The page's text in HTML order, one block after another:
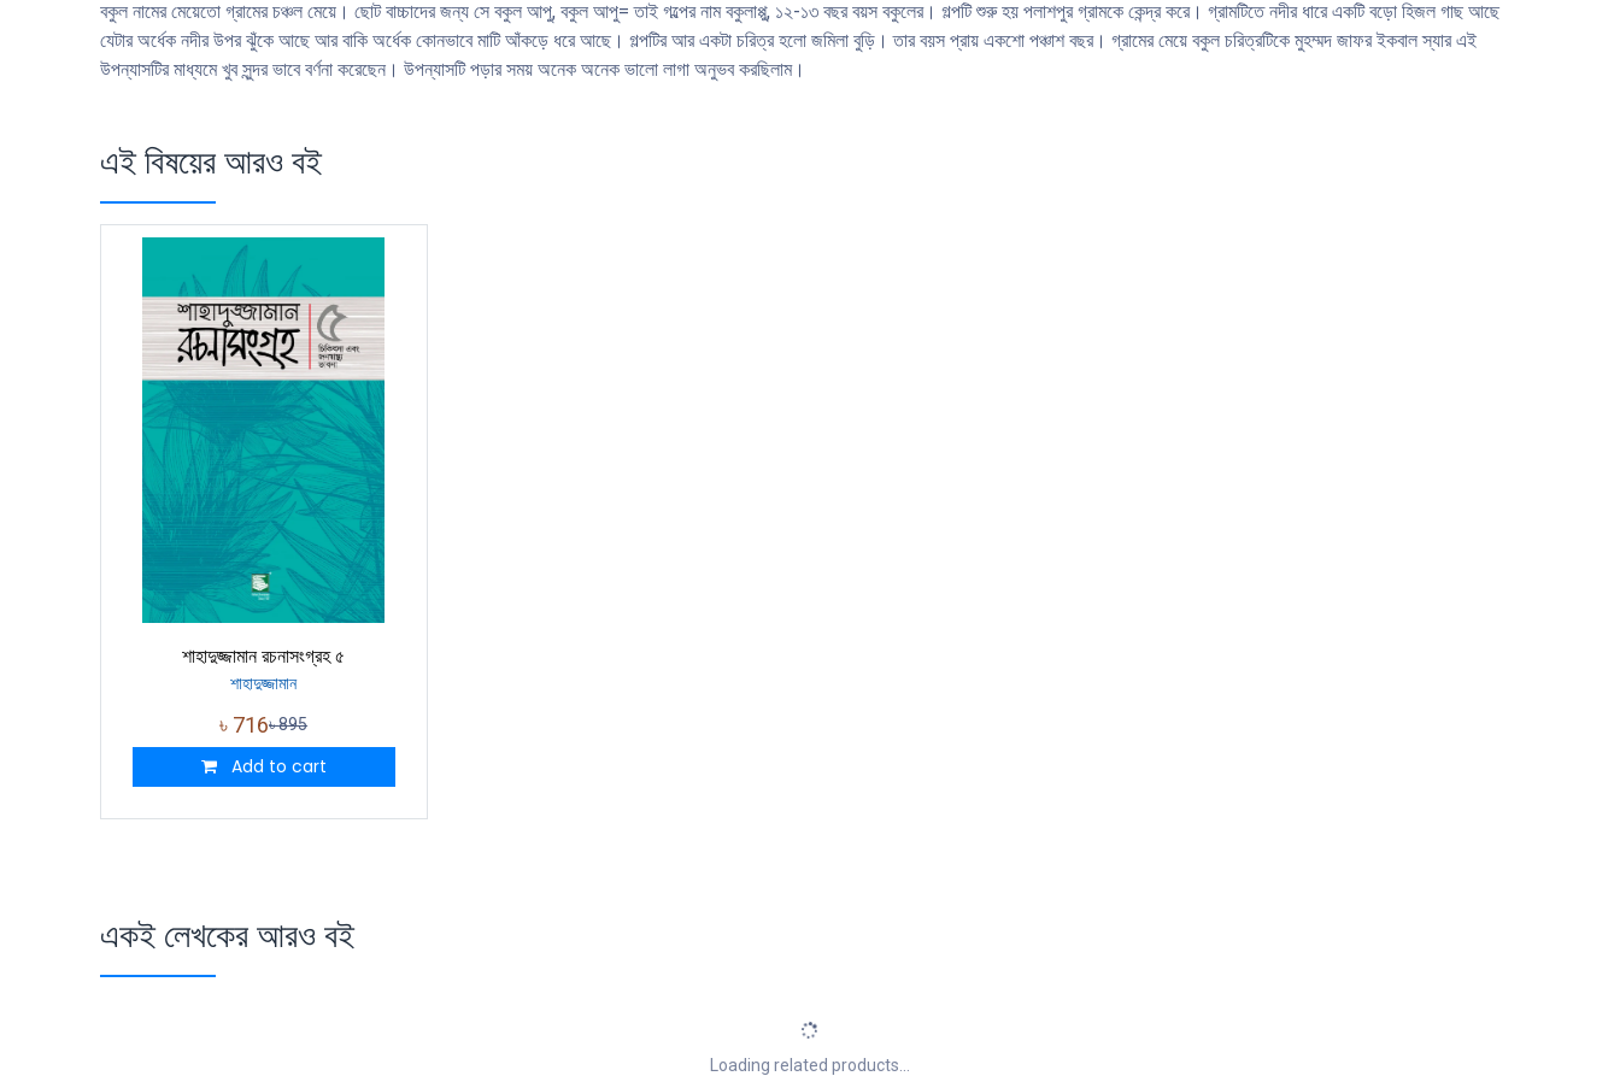
বকুল নামের মেয়েতো গ্রামের চঞ্চল মেয়ে। ছোট বাচ্চাদের জন্য সে বকুল আপু, বকুল আপু= তাই গল্পের নাম বকুলাপ্পু, ১২-১৩ বছর বয়স বকুলের। গল্পটি শুরু হয় পলাশপুর গ্রামকে কেন্দ্র করে। গ্রামটিতে নদীর ধারে একটি বড়ো হিজল গাছ আছে
যেটার অর্ধেক নদীর উপর ঝুঁকে আছে আর বাকি অর্ধেক কোনভাবে মাটি আঁকড়ে ধরে আছে। গল্পটির আর একটা চরিত্র হলো জমিলা বুড়ি। তার বয়স প্রায় একশো পঞ্চাশ বছর। গ্রামের মেয়ে বকুল চরিত্রটিকে মুহম্মদ জাফর ইকবাল স্যার এই
উপন্যাসটির মাধ্যমে খুব সুন্দর ভাবে বর্ণনা করেছেন। উপন্যাসটি পড়ার সময় অনেক অনেক ভালো লাগা অনুভব করছিলাম।
এই বিষয়ের আরও বই
শাহাদুজ্জামান রচনাসংগ্রহ ৫
শাহাদুজ্জামান
৳ 716৳895
Add to cart
একই লেখকের আরও বই
Loading related products...